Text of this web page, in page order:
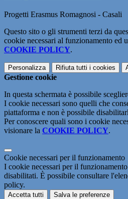
Progetti Erasmus Romagnosi - Casali
Questo sito o gli strumenti terzi da
cookie necessari al funzionamento ed
COOKIE POLICY.
Personalizza Rifiuta tutti i cookies
Gestione cookie
In questa schermata è possibile
I cookie necessari sono quelli che
piattaforma e non è possibile
Per conoscere quali sono i cookie
visionare la COOKIE POLICY.
Cookie necessari per il funzionamento
I cookie necessari per il
disabilitati. È possibile consultare
policy.
Accetta tutti Salva le preferenze